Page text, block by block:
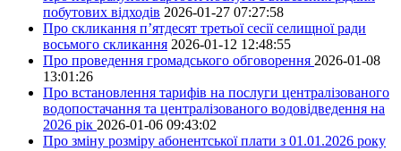
побутових відходів 2026-01-27 07:27:58
Про скликання п’ятдесят третьої сесії селищної ради
восьмого скликання 2026-01-12 12:48:55
Про проведення громадського обговорення 2026-01-08
13:01:26
Про встановлення тарифів на послуги централізованого
водопостачання та централізованого водовідведення на
2026 рік 2026-01-06 09:43:02
Про зміну розміру абонентської плати з 01.01.2026 року